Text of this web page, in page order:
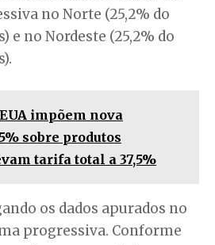
no Norte (25,2% do
e no Nordeste (25,2% do
EUA impõem nova
sobre produtos
tarifa total a 37,5%
os dados apurados no
progressiva. Conforme